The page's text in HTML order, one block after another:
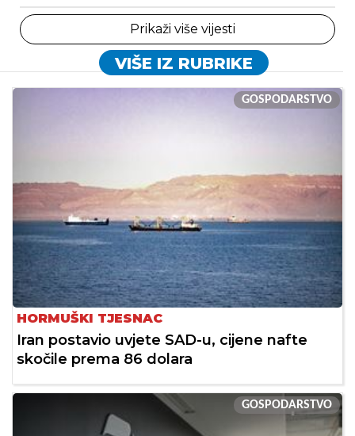
Prikaži više vijesti
VIŠE IZ RUBRIKE
GOSPODARSTVO
HORMUŠKI TJESNAC
Iran postavio uvjete SAD-u, cijene nafte
skočile prema 86 dolara
GOSPODARSTVO